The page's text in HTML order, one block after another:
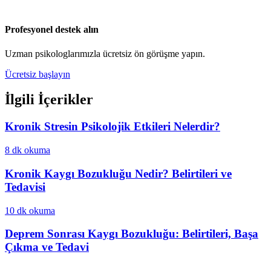
Profesyonel destek alın
Uzman psikologlarımızla ücretsiz ön görüşme yapın.
Ücretsiz başlayın
İlgili İçerikler
Kronik Stresin Psikolojik Etkileri Nelerdir?
8 dk okuma
Kronik Kaygı Bozukluğu Nedir? Belirtileri ve
Tedavisi
10 dk okuma
Deprem Sonrası Kaygı Bozukluğu: Belirtileri, Başa
Çıkma ve Tedavi